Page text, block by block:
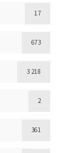
17
673
3 218
2
361